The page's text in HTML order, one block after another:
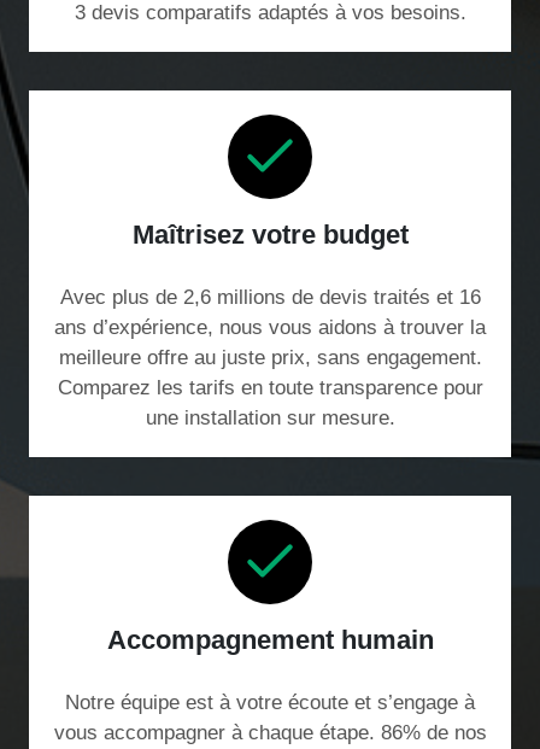
3 devis comparatifs adaptés à vos besoins.
Maîtrisez votre budget
Avec plus de 2,6 millions de devis traités et 16
ans d’expérience, nous vous aidons à trouver la
meilleure offre au juste prix, sans engagement.
Comparez les tarifs en toute transparence pour
une installation sur mesure.
Accompagnement humain
Notre équipe est à votre écoute et s’engage à
vous accompagner à chaque étape. 86% de nos